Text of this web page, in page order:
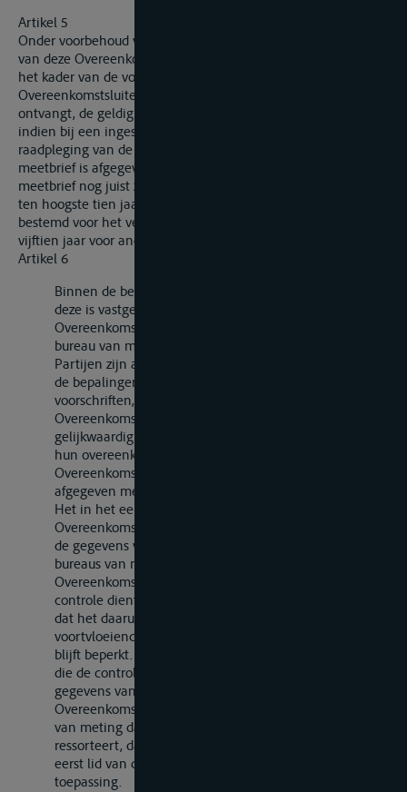
Artikel 5
Onder voorbehoud van het bepaalde in artikel 15, tweede lid,
van deze Overeenkomst kan elk bureau van meting binnen
het kader van de voorschriften die het van de
Overeenkomstsluitende Partij waaronder het ressorteert
ontvangt, de geldigheidsduur van een meetbrief verlengen
indien bij een ingesteld onderzoek en, zo nodig, na
raadpleging van de staat van meting op grond waarvan de
meetbrief is afgegeven, blijkt dat de gegevens van de
meetbrief nog juist zijn. De geldigheidsduur kan telkens voor
ten hoogste tien jaar worden verlengd voor vaartuigen
bestemd voor het vervoer van goederen en voor ten hoogste
vijftien jaar voor andere vaartuigen.
Artikel 6
Binnen de begrenzing van hun geldigheidsduur zoals
deze is vastgesteld in artikel 4 en 5 van deze
Overeenkomst, worden meetbrieven, die door een
bureau van meting van een der Overeenkomstsluitende
Partijen zijn afgegeven op grond van overeenkomstig
de bepalingen van deze Overeenkomst vastgestelde
voorschriften, door de autoriteiten van de andere
Overeenkomstsluitende Partijen erkend als
gelijkwaardig aan de door deze Partijen op grond van
hun overeenkomstig de bepalingen van deze
Overeenkomst vastgestelde eigen voorschriften
afgegeven meetbrieven.
Het in het eerste lid van dit artikel bepaalde belet een
Overeenkomstsluitende Partij niet voor eigen rekening
de gegevens van meetbrieven afgegeven door de
bureaus van meting van een andere
Overeenkomstsluitende Partij te doen controleren; deze
controle dient evenwel op zodanige wijze te geschieden
dat het daaruit voor de exploitatie van het vaartuig
voortvloeiend ongerief tot het strikt onvermijdelijke
blijft beperkt. Indien de Overeenkomstsluitende Partij
die de controle laat verrichten onjuistheden in de
gegevens van de meetbrief aantreft, stelt zij de
Overeenkomstsluitende Partij waaronder het bureau
van meting dat de meetbrief heeft afgegeven
ressorteert, daarvan in kennis; het bepaalde in het
eerst lid van dit artikel is op deze gegevens niet van
toepassing.